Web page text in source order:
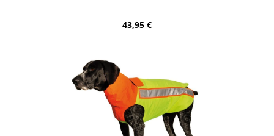
Regulärer Preis:
43,95 €